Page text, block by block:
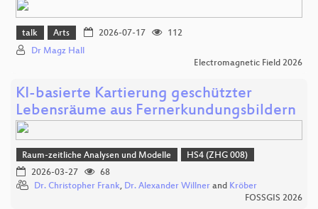
talk Arts 2026-07-17
112
Dr Magz Hall
Electromagnetic Field 2026
KI-basierte Kartierung geschützter
Lebensräume aus Fernerkundungsbildern
Raum-zeitliche Analysen und Modelle
HS4 (ZHG 008)
2026-03-27
68
Dr. Christopher Frank, Dr. Alexander Willner and Kröber
FOSSGIS 2026